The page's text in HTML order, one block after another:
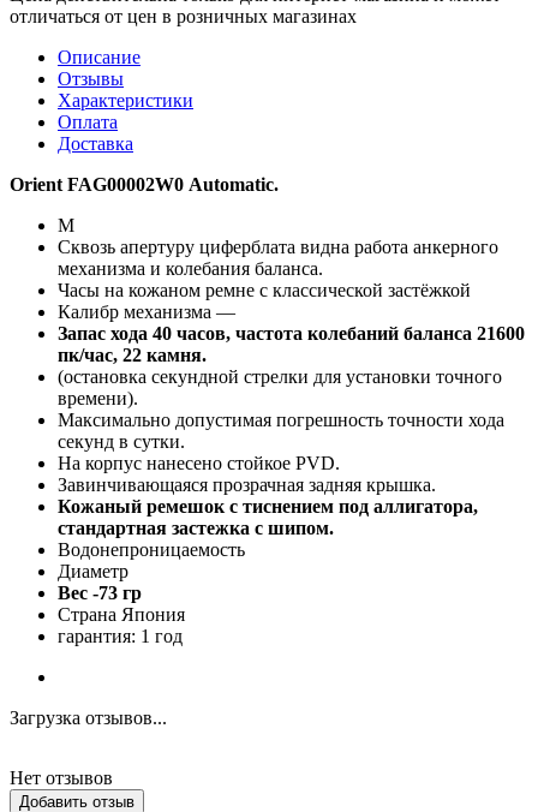
отличаться от цен в розничных магазинах
Описание
Отзывы
Характеристики
Оплата
Доставка
Orient FAG00002W0 Automatic.
М
Сквозь апертуру циферблата видна работа анкерного
механизма и колебания баланса.
Часы на кожаном ремне с классической застёжкой
Калибр механизма —
Запас хода 40 часов, частота колебаний баланса 21600
пк/час, 22 камня.
(остановка секундной стрелки для установки точного
времени).
Максимально допустимая погрешность точности хода
секунд в сутки.
На корпус нанесено стойкое PVD.
Завинчивающаяся прозрачная задняя крышка.
Кожаный ремешок с тиснением под аллигатора,
стандартная застежка с шипом.
Водонепроницаемость
Диаметр
Вес -73 гр
Страна Япония
гарантия: 1 год
Загрузка отзывов...
Нет отзывов
Добавить отзыв